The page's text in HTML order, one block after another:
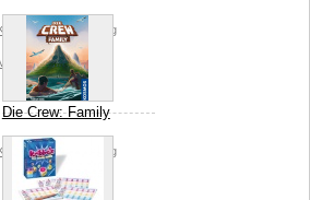
Thomas Sing
Armbruster
Die Crew: Family
Thomas Sing